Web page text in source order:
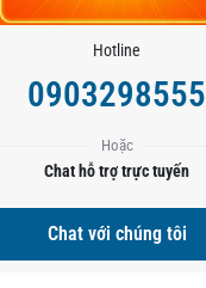
Hotline
0903298555
Hoặc
Chat hỗ trợ trực tuyến
Chat với chúng tôi